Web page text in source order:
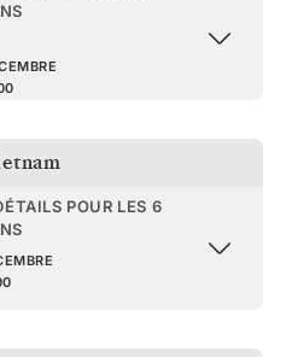
POUR LES 6